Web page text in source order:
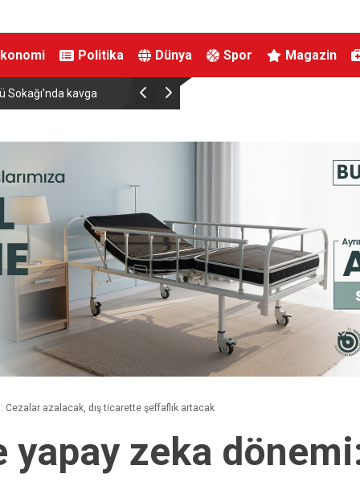
Politika Dünya Spor Magazin
vatandaşa unutulmaz Sanatçı Cansever hayatını kaybetti
Cezalar azalacak, dış ticarette şeffaflık artacak
yapay zeka